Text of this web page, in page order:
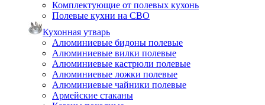
Комплектующие от полевых кухонь
Полевые кухни на СВО
Кухонная утварь
Алюминиевые бидоны полевые
Алюминиевые вилки полевые
Алюминиевые кастрюли полевые
Алюминиевые ложки полевые
Алюминиевые чайники полевые
Армейские стаканы